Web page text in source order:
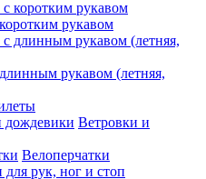
рукавом
рукавом (летняя,
Ветровки и
Велоперчатки